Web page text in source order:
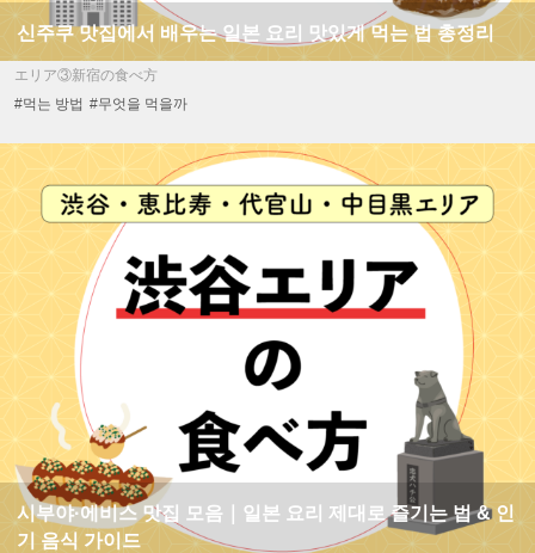
신주쿠 맛집에서 배우는 일본 요리 맛있게 먹는 법 총정리
エリア③新宿の食べ方
#먹는 방법 #무엇을 먹을까
시부야·에비스 맛집 모음｜일본 요리 제대로 즐기는 법 & 인
기 음식 가이드